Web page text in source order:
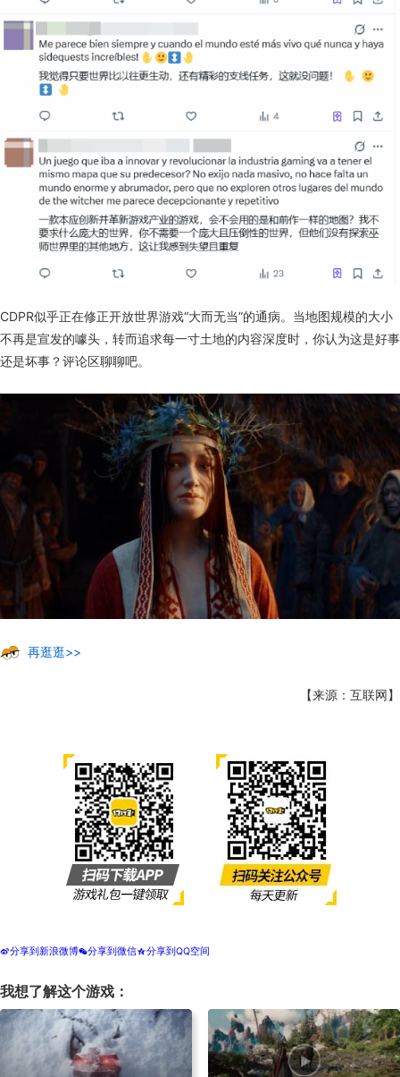
CDPR似乎正在修正开放世界游戏“大而无当”的通病。当地图规模的大小
不再是宣发的噱头，转而追求每一寸土地的内容深度时，你认为这是好事
还是坏事？评论区聊聊吧。
再逛逛>>
【来源：互联网】
t分享到新浪微博w分享到微信z分享到QQ空间
我想了解这个游戏：